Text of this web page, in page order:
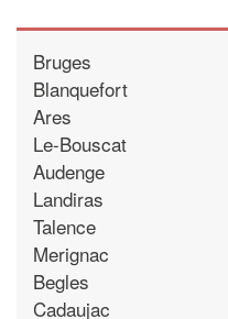
Bruges
Blanquefort
Ares
Le-Bouscat
Audenge
Landiras
Talence
Merignac
Begles
Cadaujac